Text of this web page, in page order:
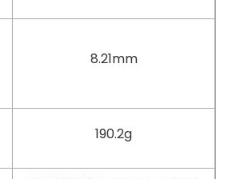
8.21mm
190.2g